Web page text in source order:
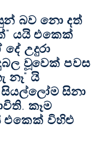
බව නො දත්
යයි එකෙක්‌
උදුරා
වූවෙක්‌ පවස
නෑ" යි
සිනා
කෑම
එකෙක්‌ විහිළු